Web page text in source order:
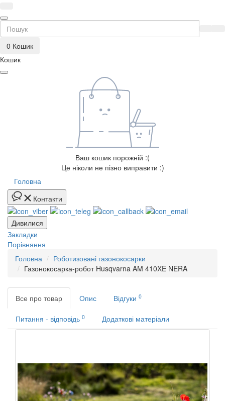
0 Кошик
Кошик
Ваш кошик порожній :(
Це ніколи не пізно виправити :)
Головна
Контакти
Дивилися
Закладки
Порівняння
Головна
Роботизовані газонокосарки
Газонокосарка-робот Husqvarna AM 410XE NERA
Все про товар Опис Відгуки 0
Питання - відповідь 0 Додаткові матеріали